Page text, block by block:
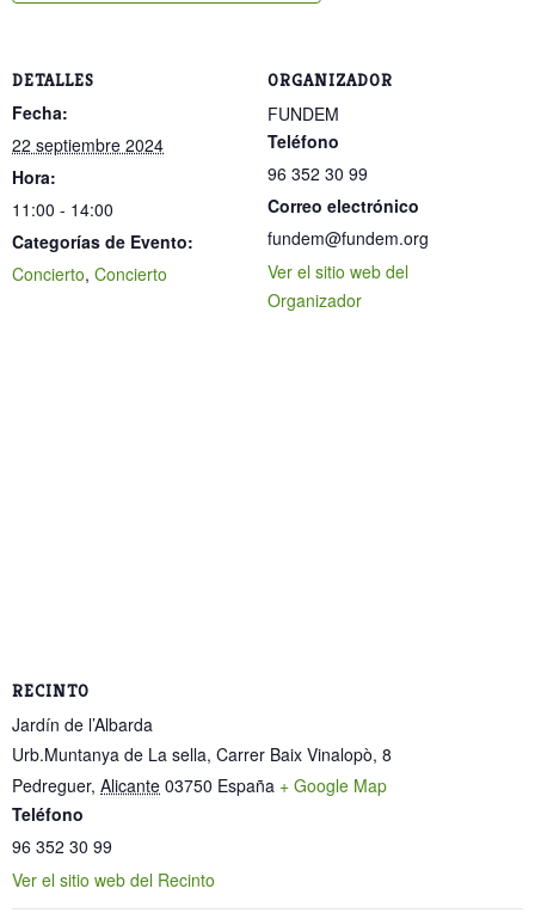
DETALLES
Fecha:
22 septiembre 2024
Hora:
11:00 - 14:00
Categorías de Evento:
Concierto, Concierto
ORGANIZADOR
FUNDEM
Teléfono
96 352 30 99
Correo electrónico
fundem@fundem.org
Ver el sitio web del
Organizador
RECINTO
Jardín de l’Albarda
Urb.Muntanya de La sella, Carrer Baix Vinalopò, 8
Pedreguer, Alicante 03750 España + Google Map
Teléfono
96 352 30 99
Ver el sitio web del Recinto